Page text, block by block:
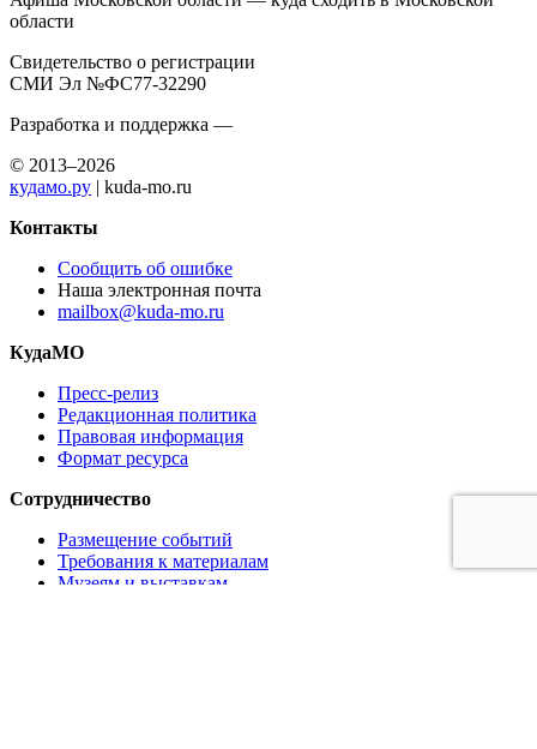
области
Свидетельство о регистрации
СМИ Эл №ФС77-32290
Разработка и поддержка —
© 2013–2026
кудамо.ру | kuda-mo.ru
Контакты
Сообщить об ошибке
Наша электронная почта
mailbox@kuda-mo.ru
КудаМО
Пресс-релиз
Редакционная политика
Правовая информация
Формат ресурса
Сотрудничество
Размещение событий
Требования к материалам
Музеям и выставкам